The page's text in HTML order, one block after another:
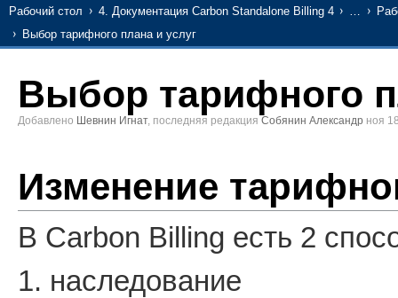
Рабочий стол 4. Документация Carbon Standalone Billing 4 …
Выбор тарифного плана и услуг
Выбор тарифного
Добавлено Шевнин Игнат, последняя редакция Собянин Александр ноя
Изменение
В Carbon Billing есть 2
1. наследование